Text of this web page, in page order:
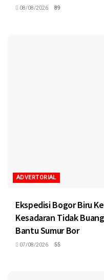
08/08/2026 89
ADVERTORIAL
Ekspedisi Bogor Biru
Kesadaran Tidak
Bantu Sumur Bor
07/08/2026 55